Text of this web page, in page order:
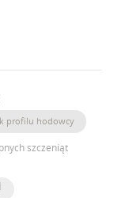
profilu hodowcy
szczeniąt